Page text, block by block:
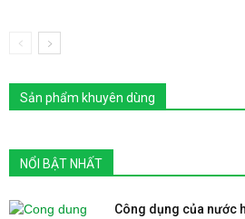
Sản phẩm khuyên dùng
NỔI BẬT NHẤT
Công dụng của nước